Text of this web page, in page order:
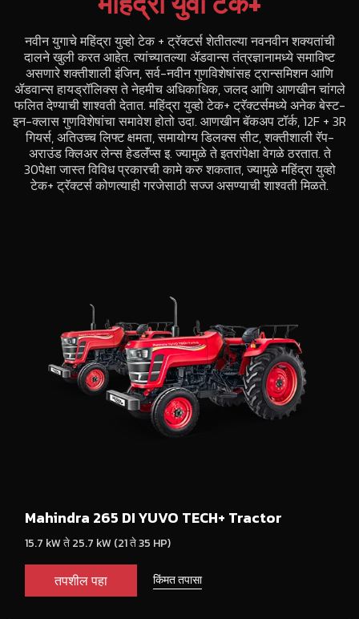
नवीन युगाचे महिंद्रा युव्हो टेक + ट्रॅक्टर्स शेतीतल्या नवनवीन शक्यतांची
दालने खुली करत आहेत. त्यांच्यातल्या ॲडवान्स तंत्रज्ञानामध्ये समाविष्ट
असणारे शक्तीशाली इंजिन, सर्व-नवीन गुणविशेषांसह ट्रान्समिशन आणि
ॲडवान्स हायड्रॉलिक्स ते नेहमीच अधिकाधिक, जलद आणि आणखीन चांगले
फलित देण्याची शाश्वती देतात. महिंद्रा युव्हो टेक+ ट्रॅक्टर्समध्ये अनेक बेस्ट-
इन-क्लास गुणविशेषांचा समावेश होतो उदा. आणखीन बॅकअप टॉर्क, 12F + 3R
गियर्स, अतिउच्च लिफ्ट क्षमता, समायोग्य डिलक्स सीट, शक्तीशाली रॅप-
अराउंड क्लिअर लेन्स हेडलॅंप्स इ. ज्यामुळे ते इतरांपेक्षा वेगळे ठरतात. ते
30पेक्षा जास्त विविध प्रकारची कामे करु शकतात, ज्यामुळे महिंद्रा युव्हो
टेक+ ट्रॅक्टर्स कोणत्याही गरजेसाठी सज्ज असण्याची शाश्वती मिळते.
Mahindra 265 DI YUVO TECH+ Tractor
15.7 kW ते 25.7 kW (21 ते 35 HP)
तपशील पहा किंमत तपासा